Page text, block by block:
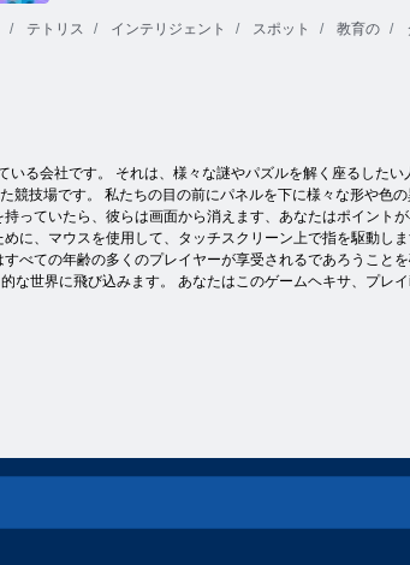
テトリス インテリジェント スポット 教育の
る会社です。 それは、様々な謎やパズルを解く座るしたい
技場です。 私たちの目の前にパネルを下に様々な形や色
っていたら、彼らは画面から消えます、あなたはポイント
に、マウスを使用して、タッチスクリーン上で指を駆動し
べての年齢の多くのプレイヤーが享受されるであろうこと
世界に飛び込みます。 あなたはこのゲームヘキサ、プレ